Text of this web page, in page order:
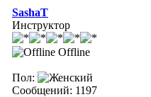
SashaT
Инструктор
Offline
Пол:
Сообщений: 1197